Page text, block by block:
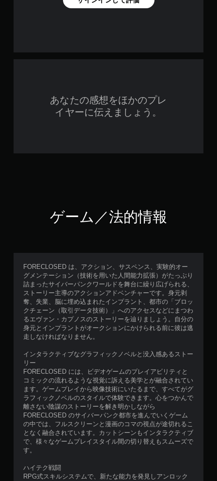
あなたの感想をほかのプレ
イヤーに伝えましょう。
ゲーム／法的情報
FORECLOSED は、アクション、サスペンス、実験的オー
グメンテーション（技術を用いた人間能力拡張）がたっぶり
詰まったサイバーパンクワールドを舞台に繰り広げられる、
ストーリー主導のアクションアドベンチャーです。身元剥
奪、失業、脳に埋め込まれたインプラント、都市の「ブロッ
クチェーン（取引データ技術）」へのアクセスなどにまつわ
るエヴァン・カプノスのストーリーを辿りましょう。自分の
身元とインプラントがオークションにかけられる前に彼は逃
走しなければなりません。
インタラクティブなグラフィックノベルと没入感あるストー
リー
FORECLOSED には、ビデオゲームのプレイアビリティと
コミックの流れるような視覚に訴える美学とが融合されてい
ます。ゲームプレイから映像技術にいたるまで、すべてがグ
ラフィックノベルのスタイルで体験できます。心をつかんで
離さない陰謀のストーリーを解き明かしながら
FORECLOSED のサイバーパンク都市を進んでいくゲーム
の中では、フルスクリーンと漫画のコマの視点が途切れるこ
となく融合されています。カットシーンもインタラクティブ
で、様々なゲームプレイスタイル間の切り替えもスムーズで
す。
ハイテク戦闘
RPG式スキルシステムで、新たな能力を発見しアンロック